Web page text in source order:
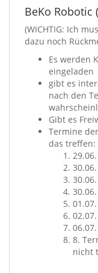
BeKo Robotic
(WICHTIG: Ich
dazu noch
Es werden
eingeladen
gibt es
nach den
Gibt es
Termine
das treffen:
8.
nicht